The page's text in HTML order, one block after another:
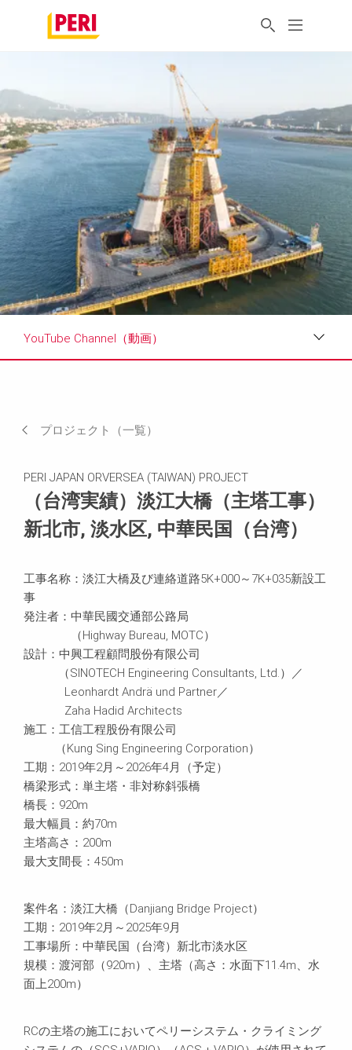
YouTube Channel（動画）
お客様の声
関連製品
場所
プロジェクト（一覧）
PERI JAPAN ORVERSEA (TAIWAN) PROJECT
（台湾実績）淡江大橋（主塔工事）
新北市, 淡水区, 中華民国（台湾）
工事名称：淡江大橋及び連絡道路5K+000～7K+035新設工
事
発注者：中華民國交通部公路局
（Highway Bureau, MOTC）
設計：中興工程顧問股份有限公司
（SINOTECH Engineering Consultants, Ltd.）／
Leonhardt Andrä und Partner／
Zaha Hadid Architects
施工：工信工程股份有限公司
（Kung Sing Engineering Corporation）
工期：2019年2月～2026年4月（予定）
橋梁形式：単主塔・非対称斜張橋
橋長：920m
最大幅員：約70m
主塔高さ：200m
最大支間長：450m
案件名：淡江大橋（Danjiang Bridge Project）
工期：2019年2月～2025年9月
工事場所：中華民国（台湾）新北市淡水区
規模：渡河部（920m）、主塔（高さ：水面下11.4m、水
面上200m）
RCの主塔の施工においてペリーシステム・クライミング